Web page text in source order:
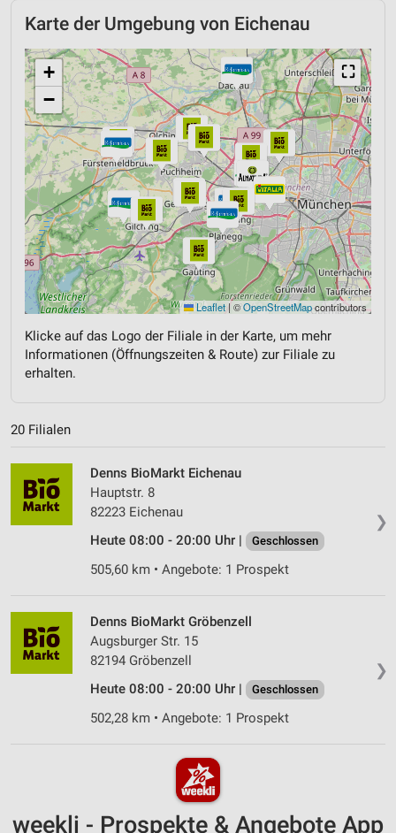
Karte der Umgebung von Eichenau
⛶
+
−
Leaflet | ©OpenStreetMapcontributors
Klicke auf das Logo der Filiale in der Karte, um mehr
Informationen (Öffnungszeiten & Route) zur Filiale zu
erhalten.
20 Filialen
❯
Denns BioMarkt Eichenau
Hauptstr. 8
82223 Eichenau
Heute 08:00 - 20:00 Uhr |
Geschlossen
505,60 km • Angebote: 1 Prospekt
❯
Denns BioMarkt Gröbenzell
Augsburger Str. 15
82194 Gröbenzell
Heute 08:00 - 20:00 Uhr |
Geschlossen
502,28 km • Angebote: 1 Prospekt
weekli - Prospekte & Angebote App